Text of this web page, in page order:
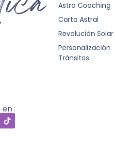
:
Astro Coaching
Carta Astral
Revolución Solar
Personalización
Tránsitos